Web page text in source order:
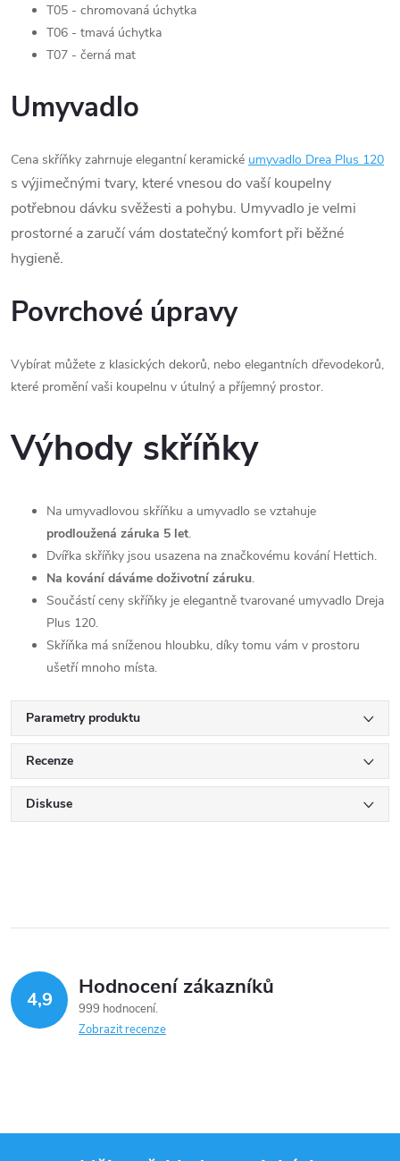
T05 - chromovaná úchytka
T06 - tmavá úchytka
T07 - černá mat
Umyvadlo
Cena skříňky zahrnuje elegantní keramické umyvadlo Drea Plus 120
s výjimečnými tvary, které vnesou do vaší koupelny
potřebnou dávku svěžesti a pohybu. Umyvadlo je velmi
prostorné a zaručí vám dostatečný komfort při běžné
hygieně.
Povrchové úpravy
Vybírat můžete z klasických dekorů, nebo elegantních dřevodekorů,
které promění vaši koupelnu v útulný a příjemný prostor.
Výhody skříňky
Na umyvadlovou skříňku a umyvadlo se vztahuje
prodloužená záruka 5 let.
Dvířka skříňky jsou usazena na značkovému kování Hettich.
Na kování dáváme doživotní záruku.
Součástí ceny skříňky je elegantně tvarované umyvadlo Dreja
Plus 120.
Skříňka má sníženou hloubku, díky tomu vám v prostoru
ušetří mnoho místa.
Parametry produktu
Recenze
Diskuse
4,9 Hodnocení zákazníků
999 hodnocení
Zobrazit recenze